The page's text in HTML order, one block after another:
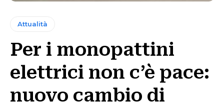
Attualità
Per i monopattini
elettrici non c’è pace:
nuovo cambio di